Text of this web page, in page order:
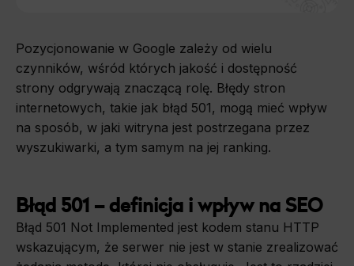
Pozycjonowanie w Google zależy od wielu
czynników, wśród których jakość i dostępność
strony odgrywają znaczącą rolę. Błędy stron
internetowych, takie jak błąd 501, mogą mieć wpływ
na sposób, w jaki witryna jest postrzegana przez
wyszukiwarki, a tym samym na jej ranking.
Błąd 501 – definicja i wpływ na SEO
Błąd 501 Not Implemented jest kodem stanu HTTP
wskazującym, że serwer nie jest w stanie zrealizować